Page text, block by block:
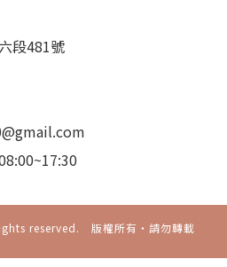
段481號
reserved. 版權所有‧請勿轉載